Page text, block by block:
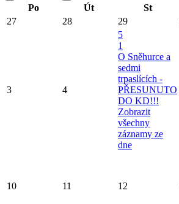
Po
Út St
27
28 29
3 4
5
1
O Sněhurce a
sedmi
trpaslících -
PŘESUNUTO
DO KD!!!
Zobrazit
všechny
záznamy ze
dne
10 11 12